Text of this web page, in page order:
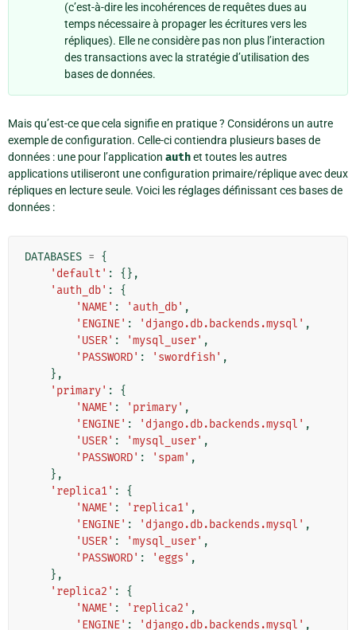
(c’est-à-dire les incohérences de requêtes dues au
temps nécessaire à propager les écritures vers les
répliques). Elle ne considère pas non plus l’interaction
des transactions avec la stratégie d’utilisation des
bases de données.
Mais qu’est-ce que cela signifie en pratique ? Considérons un autre
exemple de configuration. Celle-ci contiendra plusieurs bases de
données : une pour l’application authet toutes les autres
applications utiliseront une configuration primaire/réplique avec deux
répliques en lecture seule. Voici les réglages définissant ces bases de
données :
DATABASES = {
'default' :
{},
'auth_db' :
{
'NAME' : 'auth_db' ,
'ENGINE' : 'django.db.backends.mysql' ,
'USER' : 'mysql_user' ,
'PASSWORD' : 'swordfish' ,
},
'primary' :
{
'NAME' : 'primary' ,
'ENGINE' : 'django.db.backends.mysql' ,
'USER' : 'mysql_user' ,
'PASSWORD' : 'spam' ,
},
'replica1' :
{
'NAME' : 'replica1' ,
'ENGINE' : 'django.db.backends.mysql' ,
'USER' : 'mysql_user' ,
'PASSWORD' : 'eggs' ,
},
'replica2' :
{
'NAME' : 'replica2' ,
'ENGINE' : 'django.db.backends.mysql' ,